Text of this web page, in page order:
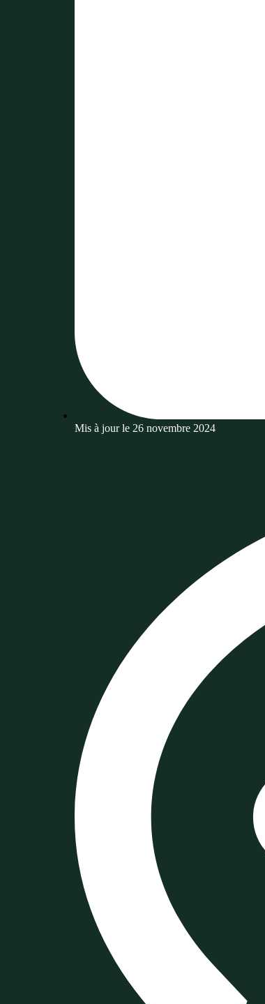
Mis à jour le 26 novembre 2024